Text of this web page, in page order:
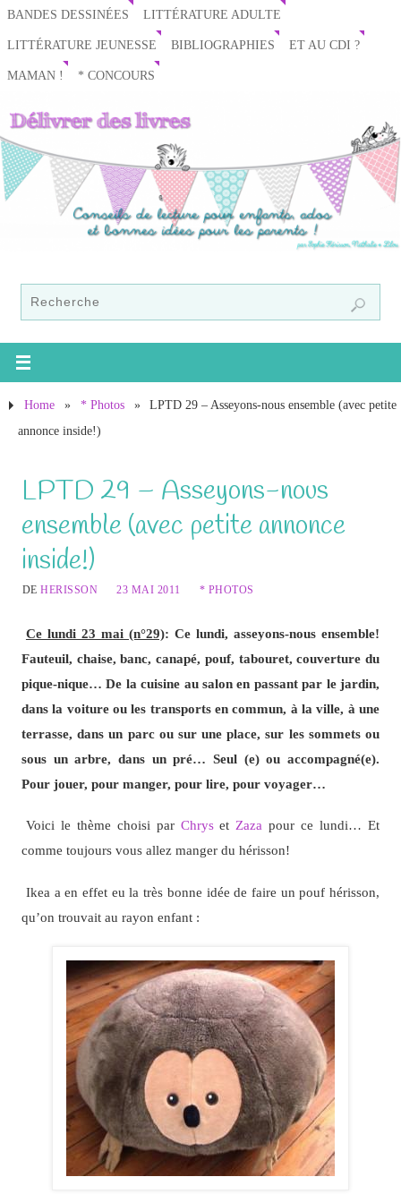
BANDES DESSINÉES LITTÉRATURE ADULTE
LITTÉRATURE JEUNESSE BIBLIOGRAPHIES ET AU CDI ?
MAMAN ! * CONCOURS
Home » * Photos »
LPTD 29 – Asseyons-nous ensemble (avec petite
annonce inside!)
LPTD 29 – Asseyons-nous
ensemble (avec petite annonce
inside!)
DEHERISSON 23 MAI 2011 * PHOTOS
Ce lundi 23 mai (n°29): Ce lundi, asseyons-nous ensemble!
Fauteuil, chaise, banc, canapé, pouf, tabouret, couverture du
pique-nique… De la cuisine au salon en passant par le jardin,
dans la voiture ou les transports en commun, à la ville, à une
terrasse, dans un parc ou sur une place, sur les sommets ou
sous un arbre, dans un pré… Seul (e) ou accompagné(e).
Pour jouer, pour manger, pour lire, pour voyager…
Voici le thème choisi par ChrysetZaza pour ce lundi… Et
comme toujours vous allez manger du hérisson!
Ikea a en effet eu la très bonne idée de faire un pouf hérisson,
qu’on trouvait au rayon enfant :